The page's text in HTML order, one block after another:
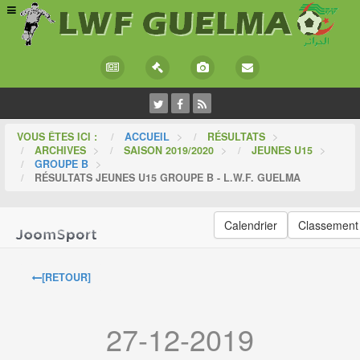
VOUS ÊTES ICI : ACCUEIL > RÉSULTATS >
ARCHIVES > SAISON 2019/2020 > JEUNES U15 >
GROUPE B >
RÉSULTATS JEUNES U15 GROUPE B - L.W.F. GUELMA
Calendrier Classement
[RETOUR]
27-12-2019